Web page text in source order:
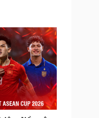
nghệ
số